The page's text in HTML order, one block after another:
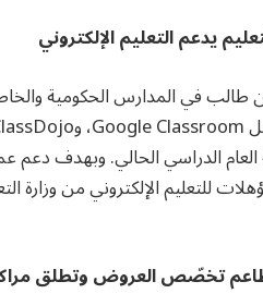
يدعم التعليم الإلكتروني
Google Classroom، و
العام الدراسي الحالي. وبهدف دعم
للتعليم الإلكتروني من وزارة
تخصّص العروض وتطلق